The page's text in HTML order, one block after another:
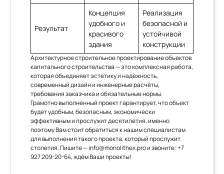
Результат
Концепция
удобного и
красивого
здания
Реализация
безопасной и
устойчивой
конструкции
Архитектурное строительное проектирование объектов
капитального строительства — это комплексная работа,
которая объединяет эстетику и надёжность,
современный дизайн и инженерные расчёты,
требования заказчика и обязательные нормы.
Грамотно выполненный проект гарантирует, что объект
будет удобным, безопасным, экономически
эффективным и прослужит десятилетия, именно
поэтому Вам стоит обратиться к нашим специалистам
для выполнения такого проекта, который прослужит
столетия. Пишите —info@monolithex.proи звоните:+7
927 209-20-64, ждём Ваши проекты!